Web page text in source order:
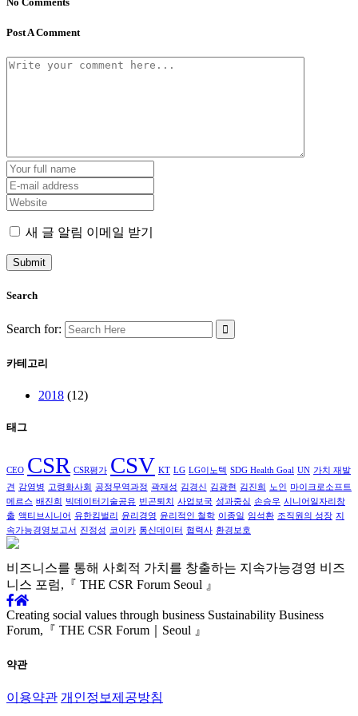
Post A Comment
새 글 알림 이메일 받기
Search
Search for:
카테고리
2018 (12)
태그
CEO CSR CSR평가 CSV KT LG LG이노텍 SDG Health Goal UN 가치 재발
견 감염병 고령화사회 공정무역과정 곽재성 김경신 김광현 김진희 노인 마이크로소프트
메르스 배진희 빅데이터기술공유 빈곤퇴치 사업보국 성과중심 손승우 시니어일자리창
출 액티브시니어 유한킴벌리 윤리경영 윤리적인 철학 이종일 임석환 조직원의 성장 지
속가능경영보고서
진정성 코이카 통신데이터 협력사 환경보호
비즈니스를 통해 사회적 가치를 창출하는 지속가능경영 비즈
니스 포럼, 『 THE CSR Forum Seoul 』
Creating social values through business Sustainability Business
Forum, 『 THE CSR Forum｜Seoul 』
약관
이용약관 개인정보제공방침